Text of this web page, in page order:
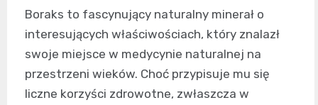
Boraks to fascynujący naturalny minerał o
interesujących właściwościach, który znalazł
swoje miejsce w medycynie naturalnej na
przestrzeni wieków. Choć przypisuje mu się
liczne korzyści zdrowotne, zwłaszcza w